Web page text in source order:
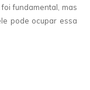
fundamental, mas
pode ocupar essa